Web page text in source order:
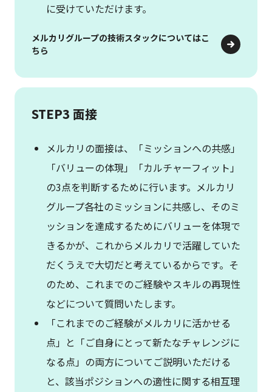
に受けていただけます。
メルカリグループの技術スタックについてはこ
ちら
STEP3 面接
メルカリの面接は、「ミッションへの共感」
「バリューの体現」「カルチャーフィット」
の3点を判断するために行います。メルカリ
グループ各社のミッションに共感し、そのミ
ッションを達成するためにバリューを体現で
きるかが、これからメルカリで活躍していた
だくうえで大切だと考えているからです。そ
のため、これまでのご経験やスキルの再現性
などについて質問いたします。
「これまでのご経験がメルカリに活かせる
点」と「ご自身にとって新たなチャレンジに
なる点」の両方についてご説明いただける
と、該当ポジションへの適性に関する相互理